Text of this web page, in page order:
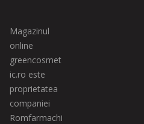
Magazinul
online
greencosmet
ic.ro este
proprietatea
companiei
Romfarmachi